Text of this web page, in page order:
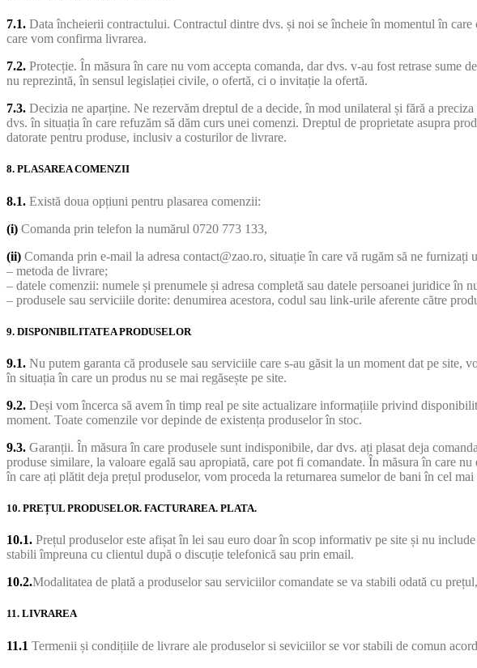
7.1. Data încheierii contractului. Contractul dintre dvs. și noi se încheie în momentul în
care vom confirma livrarea.
7.2. Protecție. În măsura în care nu vom accepta comanda, dar dvs. v-au fost retrase
nu reprezintă, în sensul legislației civile, o ofertă, ci o invitație la ofertă.
7.3. Decizia ne aparține. Ne rezervăm dreptul de a decide, în mod unilateral și fără a
dvs. în situația în care refuzăm să dăm curs unei comenzi. Dreptul de proprietate asupra
datorate pentru produse, inclusiv a costurilor de livrare.
8. PLASAREA COMENZII
8.1. Există doua opțiuni pentru plasarea comenzii:
(i) Comanda prin telefon la numărul 0720 773 133,
(ii) Comanda prin e-mail la adresa contact@zao.ro, situație în care vă rugăm să ne furnizați
– metoda de livrare;
– datele comenzii: numele și prenumele și adresa completă sau datele persoanei juridice în
– produsele sau serviciile dorite: denumirea acestora, codul sau link-urile aferente către
9. DISPONIBILITATEA PRODUSELOR
9.1. Nu putem garanta că produsele sau serviciile care s-au găsit la un moment dat pe
în situația în care un produs nu se mai regăsește pe site.
9.2. Deși vom încerca să avem în timp real pe site actualizare informațiile privind
moment. Toate comenzile vor depinde de existența produselor în stoc.
9.3. Garanții. În măsura în care produsele sunt indisponibile, dar dvs. ați plasat deja
produse similare, la valoare egală sau apropiată, care pot fi comandate. În măsura în care
în care ați plătit deja prețul produselor, vom proceda la returnarea sumelor de bani în cel
10. PREȚUL PRODUSELOR. FACTURAREA. PLATA.
10.1. Prețul produselor este afișat în lei sau euro doar în scop informativ pe site și nu
stabili împreuna cu clientul după o discuție telefonică sau prin email.
10.2.Modalitatea de plată a produselor sau serviciilor comandate se va stabili odată cu
11. LIVRAREA
11.1 Termenii și condițiile de livrare ale produselor si seviciilor se vor stabili de comun